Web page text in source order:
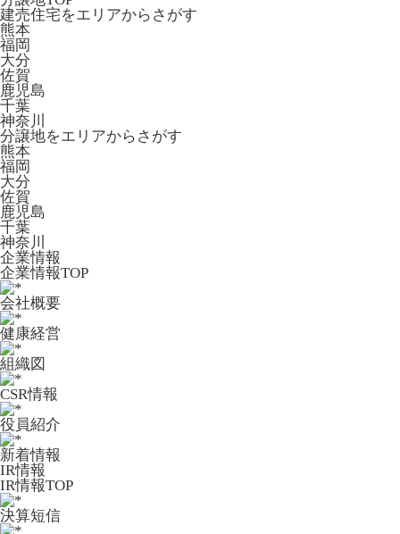
建売住宅をエリアからさがす
熊本
福岡
大分
佐賀
鹿児島
千葉
神奈川
分譲地をエリアからさがす
熊本
福岡
大分
佐賀
鹿児島
千葉
神奈川
企業情報
企業情報TOP
会社概要
健康経営
組織図
CSR情報
役員紹介
新着情報
IR情報
IR情報TOP
決算短信